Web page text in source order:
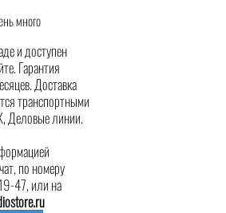
и доступен
Гарантия
Доставка
транспортными
Деловые линии.
по номеру
47, или на